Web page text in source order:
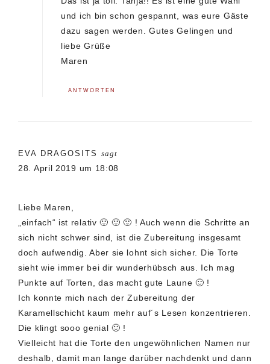
und ich bin schon gespannt, was eure Gäste
dazu sagen werden. Gutes Gelingen und
liebe Grüße
Maren
ANTWORTEN
EVA DRAGOSITS sagt
28. April 2019 um 18:08
Liebe Maren,
„einfach“ ist relativ 🙂 🙂 🙂 ! Auch wenn die Schritte an
sich nicht schwer sind, ist die Zubereitung insgesamt
doch aufwendig. Aber sie lohnt sich sicher. Die Torte
sieht wie immer bei dir wunderhübsch aus. Ich mag
Punkte auf Torten, das macht gute Laune 🙂 !
Ich konnte mich nach der Zubereitung der
Karamellschicht kaum mehr auf´s Lesen konzentrieren.
Die klingt sooo genial 🙂 !
Vielleicht hat die Torte den ungewöhnlichen Namen nur
deshalb, damit man lange darüber nachdenkt und dann